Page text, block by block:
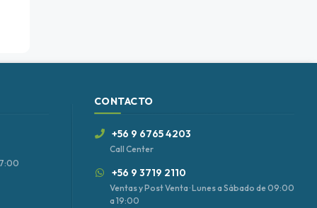
CONTACTO
+56 9 6765 4203
Call Center
+56 9 3719 2110
Ventas y Post Venta · Lunes a Sábado de 09:00
a 19:00